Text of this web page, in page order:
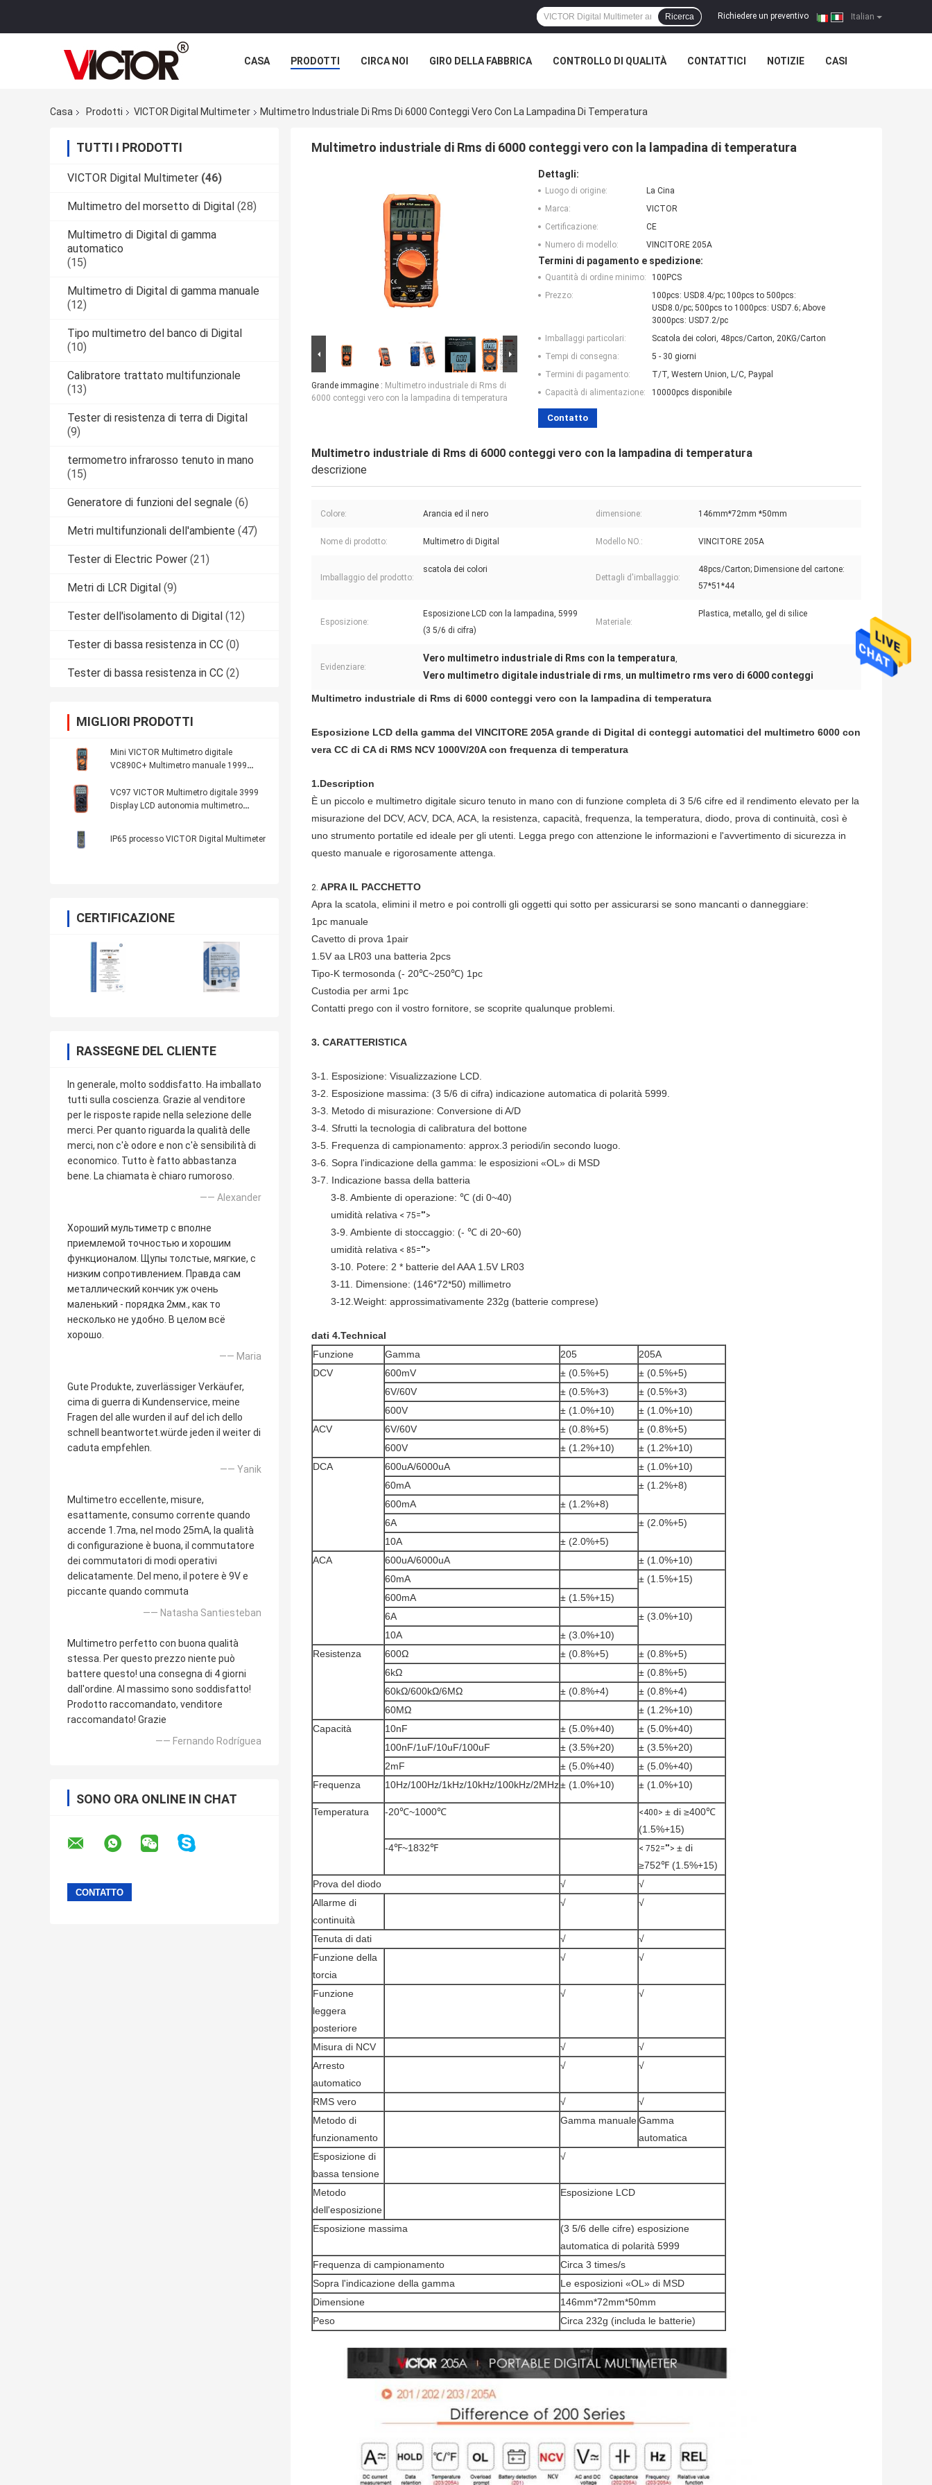
Italian
Richiedere un preventivo |
Ricerca
CASA PRODOTTI CIRCA NOI GIRO DELLA FABBRICA CONTROLLO DI QUALITÀ CONTATTICI NOTIZIE CASI
Casa Prodotti VICTOR Digital Multimeter Multimetro Industriale Di Rms Di 6000 Conteggi Vero Con La Lampadina Di Temperatura
TUTTI I PRODOTTI
VICTOR Digital Multimeter (46)
Multimetro del morsetto di Digital (28)
Multimetro di Digital di gamma
automatico
(15)
Multimetro di Digital di gamma manuale
(12)
Tipo multimetro del banco di Digital
(10)
Calibratore trattato multifunzionale
(13)
Tester di resistenza di terra di Digital
(9)
termometro infrarosso tenuto in mano
(15)
Generatore di funzioni del segnale (6)
Metri multifunzionali dell'ambiente (47)
Tester di Electric Power (21)
Metri di LCR Digital (9)
Tester dell'isolamento di Digital (12)
Tester di bassa resistenza in CC (0)
Tester di bassa resistenza in CC (2)
MIGLIORI PRODOTTI
Mini VICTOR Multimetro digitale
VC890C+ Multimetro manuale 1999
Multimetro digitale
VC97 VICTOR Multimetro digitale 3999
Display LCD autonomia multimetro
IP65 processo VICTOR Digital Multimeter
CERTIFICAZIONE
RASSEGNE DEL CLIENTE
In generale, molto soddisfatto. Ha imballato
tutti sulla coscienza. Grazie al venditore
per le risposte rapide nella selezione delle
merci. Per quanto riguarda la qualità delle
merci, non c'è odore e non c'è sensibilità di
economico. Tutto è fatto abbastanza
bene. La chiamata è chiaro rumoroso.
—— Alexander
Хороший мультиметр с вполне
приемлемой точностью и хорошим
функционалом. Щупы толстые, мягкие, с
низким сопротивлением. Правда сам
металлический кончик уж очень
маленький - порядка 2мм., как то
несколько не удобно. В целом всё
хорошо.
—— Maria
Gute Produkte, zuverlässiger Verkäufer,
cima di guerra di Kundenservice, meine
Fragen del alle wurden il auf del ich dello
schnell beantwortet.würde jeden il weiter di
caduta empfehlen.
—— Yanik
Multimetro eccellente, misure,
esattamente, consumo corrente quando
accende 1.7ma, nel modo 25mA, la qualità
di configurazione è buona, il commutatore
dei commutatori di modi operativi
delicatamente. Del meno, il potere è 9V e
piccante quando commuta
—— Natasha Santiesteban
Multimetro perfetto con buona qualità
stessa. Per questo prezzo niente può
battere questo! una consegna di 4 giorni
dall'ordine. Al massimo sono soddisfatto!
Prodotto raccomandato, venditore
raccomandato! Grazie
—— Fernando Rodríguea
SONO ORA ONLINE IN CHAT
Multimetro industriale di Rms di 6000 conteggi vero con la lampadina di temperatura
Grande immagine : Multimetro industriale di Rms di
6000 conteggi vero con la lampadina di temperatura
Dettagli:
Luogo di origine:
La Cina
Marca:
VICTOR
Certificazione:
CE
Numero di modello:
VINCITORE 205A
Termini di pagamento e spedizione:
Quantità di ordine minimo:
100PCS
Prezzo:
100pcs: USD8.4/pc; 100pcs to 500pcs:
USD8.0/pc; 500pcs to 1000pcs: USD7.6; Above
3000pcs: USD7.2/pc
Imballaggi particolari:
Scatola dei colori, 48pcs/Carton, 20KG/Carton
Tempi di consegna:
5 - 30 giorni
Termini di pagamento:
T/T, Western Union, L/C, Paypal
Capacità di alimentazione:
10000pcs disponibile
Contatto
Multimetro industriale di Rms di 6000 conteggi vero con la lampadina di temperatura
descrizione
Colore: Arancia ed il nero dimensione: 146mm*72mm *50mm
Nome di prodotto: Multimetro di Digital Modello NO.: VINCITORE 205A
Imballaggio del prodotto:
scatola dei colori
Dettagli d'imballaggio:
48pcs/Carton; Dimensione del cartone:
57*51*44
Esposizione:
Esposizione LCD con la lampadina, 5999
(3 5/6 di cifra)
Materiale:
Plastica, metallo, gel di silice
Evidenziare:
Vero multimetro industriale di Rms con la temperatura,
Vero multimetro digitale industriale di rms, un multimetro rms vero di 6000 conteggi
Multimetro industriale di Rms di 6000 conteggi vero con la lampadina di temperatura
Esposizione LCD della gamma del VINCITORE 205A grande di Digital di conteggi automatici del multimetro 6000 con
vera CC di CA di RMS NCV 1000V/20A con frequenza di temperatura
1.Description
È un piccolo e multimetro digitale sicuro tenuto in mano con di funzione completa di 3 5/6 cifre ed il rendimento elevato per la
misurazione del DCV, ACV, DCA, ACA, la resistenza, capacità, frequenza, la temperatura, diodo, prova di continuità, così è
uno strumento portatile ed ideale per gli utenti. Legga prego con attenzione le informazioni e l'avvertimento di sicurezza in
questo manuale e rigorosamente attenga.
2. APRA IL PACCHETTO
Apra la scatola, elimini il metro e poi controlli gli oggetti qui sotto per assicurarsi se sono mancanti o danneggiare:
1pc manuale
Cavetto di prova 1pair
1.5V aa LR03 una batteria 2pcs
Tipo-K termosonda (- 20℃~250℃) 1pc
Custodia per armi 1pc
Contatti prego con il vostro fornitore, se scoprite qualunque problemi.
3. CARATTERISTICA
3-1. Esposizione: Visualizzazione LCD.
3-2. Esposizione massima: (3 5/6 di cifra) indicazione automatica di polarità 5999.
3-3. Metodo di misurazione: Conversione di A/D
3-4. Sfrutti la tecnologia di calibratura del bottone
3-5. Frequenza di campionamento: approx.3 periodi/in secondo luogo.
3-6. Sopra l'indicazione della gamma: le esposizioni «OL» di MSD
3-7. Indicazione bassa della batteria
3-8. Ambiente di operazione: ℃ (di 0~40)
umidità relativa < 75="">
3-9. Ambiente di stoccaggio: (- ℃ di 20~60)
umidità relativa < 85="">
3-10. Potere: 2 * batterie del AAA 1.5V LR03
3-11. Dimensione: (146*72*50) millimetro
3-12.Weight: approssimativamente 232g (batterie comprese)
dati 4.Technical
Funzione
Gamma 205
205A
DCV
600mV ± (0.5%+5)
± (0.5%+5)
6V/60V
± (0.5%+3)
± (0.5%+3)
600V
± (1.0%+10)
± (1.0%+10)
ACV
6V/60V ± (0.8%+5)
± (0.8%+5)
600V
± (1.2%+10)
± (1.2%+10)
DCA
600uA/6000uA
± (1.0%+10)
60mA
± (1.2%+8)
600mA
± (1.2%+8)
6A
± (2.0%+5)
10A
± (2.0%+5)
ACA
600uA/6000uA
± (1.0%+10)
60mA
± (1.5%+15)
600mA
± (1.5%+15)
6A
± (3.0%+10)
10A
± (3.0%+10)
Resistenza
600Ω ± (0.8%+5)
± (0.8%+5)
6kΩ
± (0.8%+5)
60kΩ/600kΩ/6MΩ
± (0.8%+4)
± (0.8%+4)
60MΩ
± (1.2%+10)
Capacità
10nF ± (5.0%+40)
± (5.0%+40)
100nF/1uF/10uF/100uF
± (3.5%+20)
± (3.5%+20)
2mF
± (5.0%+40)
± (5.0%+40)
Frequenza
10Hz/100Hz/1kHz/10kHz/100kHz/2MHz± (1.0%+10) ± (1.0%+10)
Temperatura -20℃~1000℃ <400> ± di ≥400℃
(1.5%+15)
-4℉~1832℉
< 752=""> ± di
≥752℉ (1.5%+15)
Prova del diodo
√
√
Allarme di
continuità
√ √
Tenuta di dati √
√
Funzione della
torcia
√ √
Funzione
leggera
posteriore
√ √
Misura di NCV √
√
Arresto
automatico
√ √
RMS vero √
√
Metodo di
funzionamento
Gamma manualeGamma
automatica
Esposizione di
bassa tensione
√
Metodo
dell'esposizione
Esposizione LCD
Esposizione massima
(3 5/6 delle cifre) esposizione
automatica di polarità 5999
Frequenza di campionamento
Circa 3 times/s
Sopra l'indicazione della gamma
Le esposizioni «OL» di MSD
Dimensione
146mm*72mm*50mm
Peso
Circa 232g (includa le batterie)